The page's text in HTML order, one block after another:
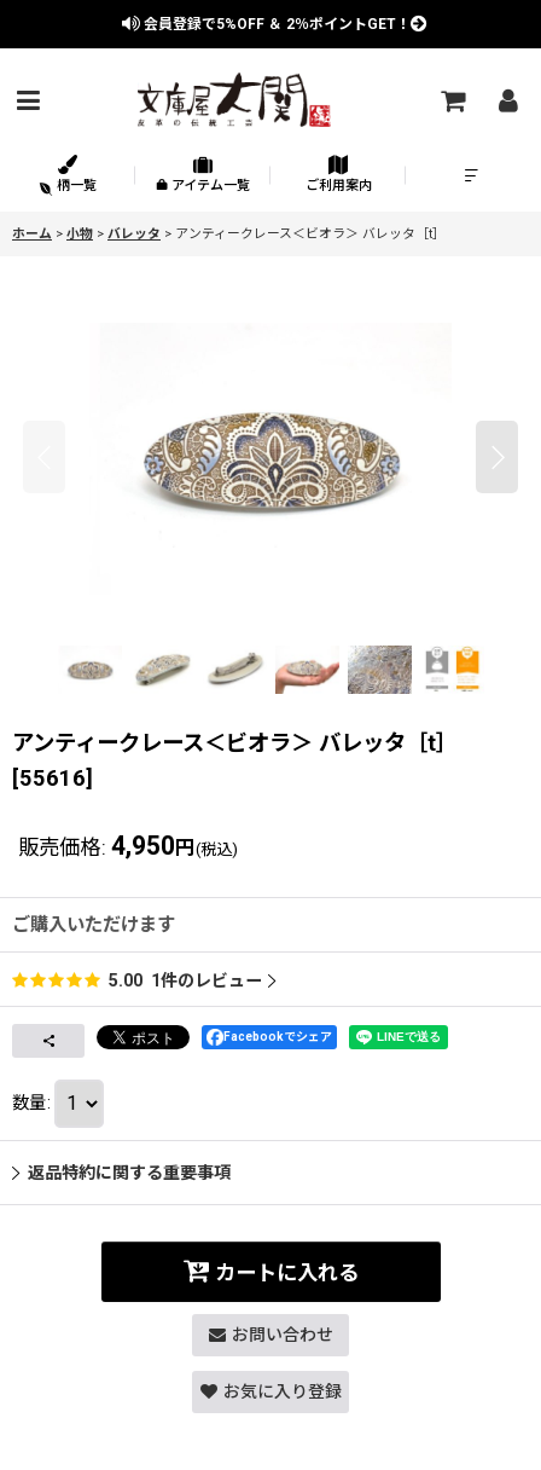
会員登録で5%OFF ＆ 2％ポイントGET！
柄一覧 アイテム一覧 ご利用案内
ホーム > 小物 > バレッタ > アンティークレース＜ビオラ＞ バレッタ［t］
アンティークレース＜ビオラ＞ バレッタ［t］
[55616]
販売価格: 4,950 円 (税込)
ご購入いただけます
5.00 1件のレビュー
Facebookでシェア
数量:
返品特約に関する重要事項
カートに入れる
お問い合わせ
お気に入り登録